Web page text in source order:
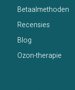
Betaalmethoden
Recensies
Blog
Ozon-therapie